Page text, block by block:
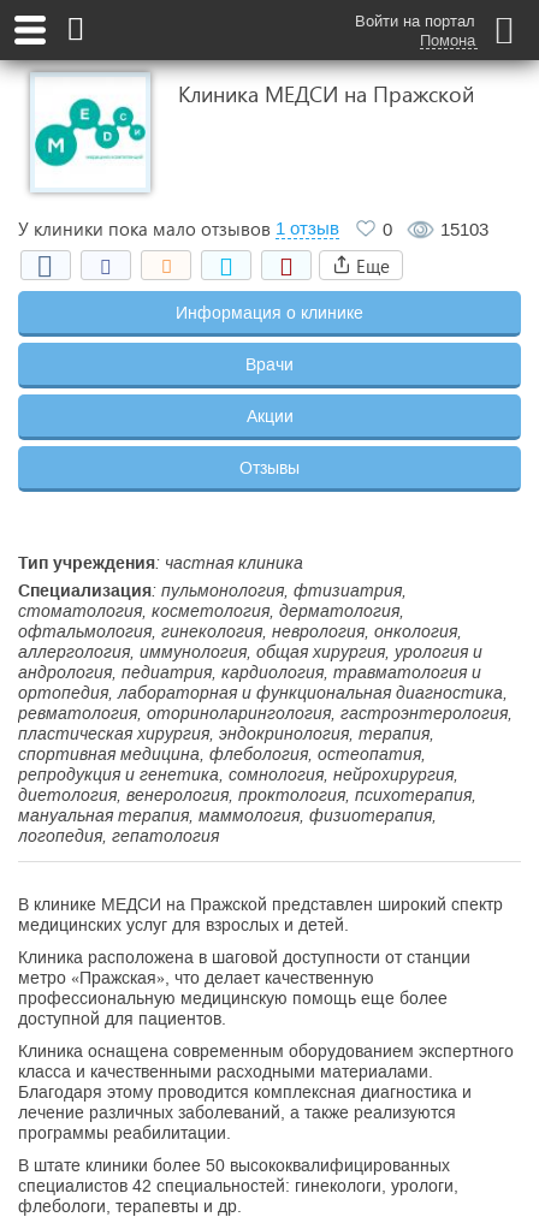
Войти на портал
Помона
Клиника МЕДСИ на Пражской
У клиники пока мало отзывов 1 отзыв 0 15103
Еще
Информация о клинике
Врачи
Акции
Отзывы
Тип учреждения: частная клиника
Специализация: пульмонология, фтизиатрия,
стоматология, косметология, дерматология,
офтальмология, гинекология, неврология, онкология,
аллергология, иммунология, общая хирургия, урология и
андрология, педиатрия, кардиология, травматология и
ортопедия, лабораторная и функциональная диагностика,
ревматология, оториноларингология, гастроэнтерология,
пластическая хирургия, эндокринология, терапия,
спортивная медицина, флебология, остеопатия,
репродукция и генетика, сомнология, нейрохирургия,
диетология, венерология, проктология, психотерапия,
мануальная терапия, маммология, физиотерапия,
логопедия, гепатология
В клинике МЕДСИ на Пражской представлен широкий спектр
медицинских услуг для взрослых и детей.
Клиника расположена в шаговой доступности от станции
метро «Пражская», что делает качественную
профессиональную медицинскую помощь еще более
доступной для пациентов.
Клиника оснащена современным оборудованием экспертного
класса и качественными расходными материалами.
Благодаря этому проводится комплексная диагностика и
лечение различных заболеваний, а также реализуются
программы реабилитации.
В штате клиники более 50 высококвалифицированных
специалистов 42 специальностей: гинекологи, урологи,
флебологи, терапевты и др.